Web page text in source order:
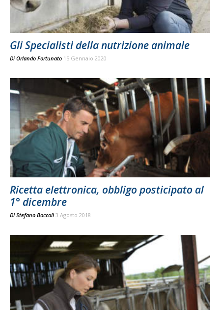
Gli Specialisti della nutrizione animale
Di Orlando Fortunato 15 Gennaio 2020
Ricetta elettronica, obbligo posticipato al
1° dicembre
Di Stefano Boccoli 3 Agosto 2018